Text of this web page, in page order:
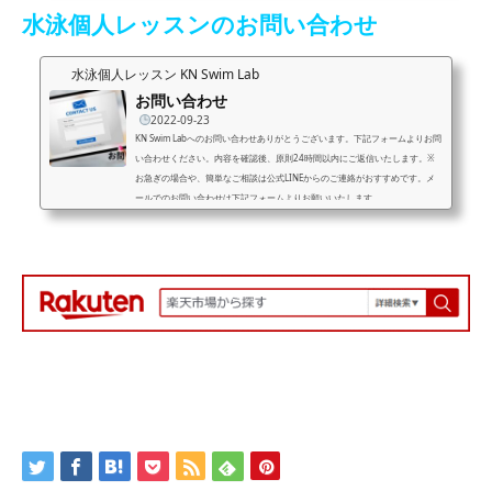
投稿ジャンル・フォーム改善（平泳ぎ・クロールなど）・レッス
ンのビフォーアフター・元メダリストのワンポイントアドバイス
水泳個人レッスンのお問い合わせ
水泳個人レッスン KN Swim Lab
お問い合わせ
2022-09-23
KN Swim Labへのお問い合わせありがとうございます。下記フォームよりお問
い合わせください。内容を確認後、原則24時間以内にご返信いたします。※
お急ぎの場合や、簡単なご相談は公式LINEからのご連絡がおすすめです。メ
ールでのお問い合わせは下記フォームよりお願いいたします。